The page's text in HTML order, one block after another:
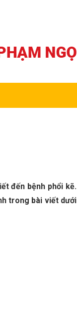
đến bệnh phổi kẽ.
trong bài viết dưới